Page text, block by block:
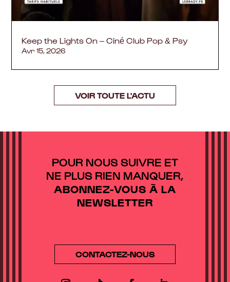
Keep the Lights On – Ciné Club Pop & Psy
Avr 15, 2026
VOIR TOUTE L'ACTU
POUR NOUS SUIVRE ET
NE PLUS RIEN MANQUER,
ABONNEZ-VOUS À LA
NEWSLETTER
CONTACTEZ-NOUS